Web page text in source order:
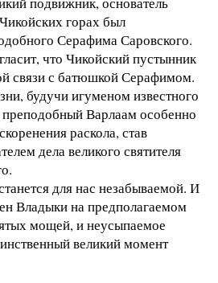
горах был
Серафима Саровского.
что Чикойский пустынник
связи с батюшкой Серафимом.
будучи игуменом известного
Варлаам особенно
раскола, став
дела великого святителя
для нас незабываемой. И
Владыки на предполагаемом
мощей, и неусыпаемое
великий момент